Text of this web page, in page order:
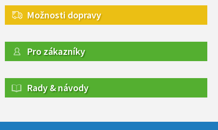
Možnosti dopravy
Pro zákazníky
Rady & návody